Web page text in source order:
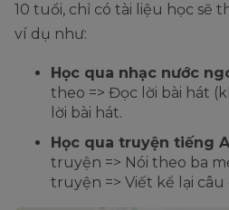
10 tuổi, chỉ có tài liệu học sẽ
ví dụ như:
Học qua nhạc nước
theo => Đọc lời bài hát
lời bài hát.
Học qua truyện tiếng
truyện => Nói theo ba
truyện => Viết kể lại